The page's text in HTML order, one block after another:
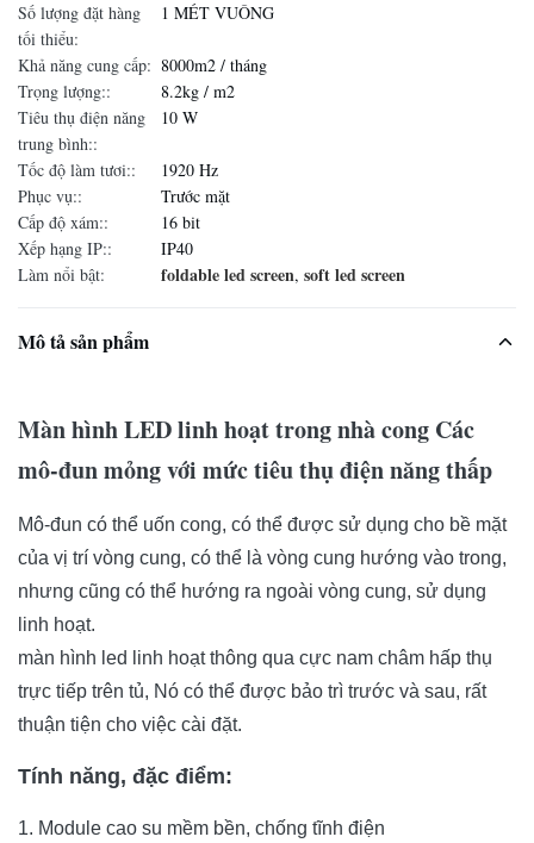
Số lượng đặt hàng
tối thiểu:
1 MÉT VUÔNG
Khả năng cung cấp: 8000m2 / tháng
Trọng lượng::
8.2kg / m2
Tiêu thụ điện năng
trung bình::
10 W
Tốc độ làm tươi::
1920 Hz
Phục vụ::
Trước mặt
Cấp độ xám::
16 bit
Xếp hạng IP::
IP40
Làm nổi bật:
foldable led screen, soft led screen
Mô tả sản phẩm
Màn hình LED linh hoạt trong nhà cong Các
mô-đun mỏng với mức tiêu thụ điện năng thấp
Mô-đun có thể uốn cong, có thể được sử dụng cho bề mặt
của vị trí vòng cung, có thể là vòng cung hướng vào trong,
nhưng cũng có thể hướng ra ngoài vòng cung, sử dụng
linh hoạt.
màn hình led linh hoạt thông qua cực nam châm hấp thụ
trực tiếp trên tủ, Nó có thể được bảo trì trước và sau, rất
thuận tiện cho việc cài đặt.
Tính năng, đặc điểm:
1. Module cao su mềm bền, chống tĩnh điện